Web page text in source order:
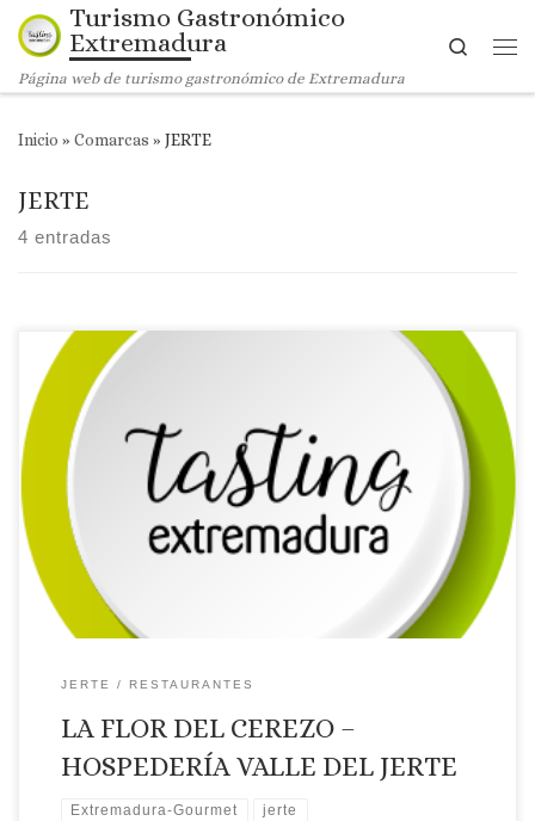
Saltar al contenido
Turismo Gastronómico
Extremadura
Página web de turismo gastronómico de Extremadura
Search
Inicio » Comarcas » JERTE
JERTE
4 entradas
Licencia: R-CC-00769
Comarca turística: JERTE
Localidad: Jerte
Dirección: Calle Ramón Cepeda, 118
Página web: Web ✉Correo Electrónico: Contactar por correo
electrónico
Teléfono: Teléfono: 927 470 101
Recomendaciones: Gastroexperiencias. Extremadura Gourmet.
🗺Ubicación
JERTE RESTAURANTES
LA FLOR DEL CEREZO –
HOSPEDERÍA VALLE DEL JERTE
Extremadura-Gourmet jerte